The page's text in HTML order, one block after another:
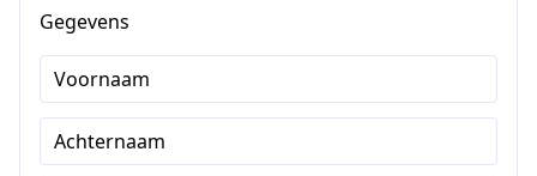
Gegevens
Voornaam
Achternaam